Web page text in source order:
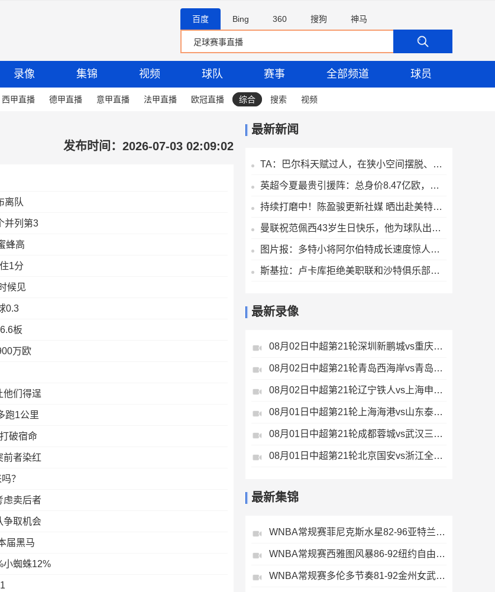
百度 Bing 360 搜狗 神马
录像 集锦 视频 球队 赛事 全部频道 球员
西甲直播 德甲直播 意甲直播 法甲直播 欧冠直播 综合 搜索 视频
发布时间：2026-07-03 02:09:02
离队
并列第3
蜂高
1分
候见
0.3
板
万欧
他们得逞
跑1公里
破宿命
前者染红
？
虑卖后者
争取机会
届黑马
小蜘蛛12%
最新新闻
TA：巴尔科天赋过人，在狭小空间摆脱、传威胁球能力极其突出
英超今夏最贵引援阵：总身价8.47亿欧，摩根·罗杰斯等3人超1亿欧
持续打磨中！陈盈骏更新社媒 晒出赴美特训训练动态
曼联祝范佩西43岁生日快乐，他为球队出战105次打进58球
图片报：多特小将阿尔伯特成长速度惊人，新赛季被正式纳入一线队
斯基拉：卢卡库拒绝美职联和沙特俱乐部报价，他想留在欧洲踢球
最新录像
08月02日中超第21轮深圳新鹏城vs重庆铜梁龙全场录像
08月02日中超第21轮青岛西海岸vs青岛海牛全场录像
08月02日中超第21轮辽宁铁人vs上海申花全场录像
08月01日中超第21轮上海海港vs山东泰山全场录像
08月01日中超第21轮成都蓉城vs武汉三镇全场录像
08月01日中超第21轮北京国安vs浙江全场录像
最新集锦
WNBA常规赛菲尼克斯水星82-96亚特兰大梦想全场集锦
WNBA常规赛西雅图风暴86-92纽约自由人全场集锦
WNBA常规赛多伦多节奏81-92金州女武神全场集锦